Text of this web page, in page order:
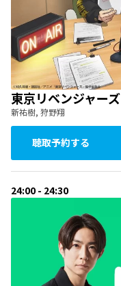
東京リベンジャー
新祐樹, 狩野翔
聴取予約する
24:00 - 24:30